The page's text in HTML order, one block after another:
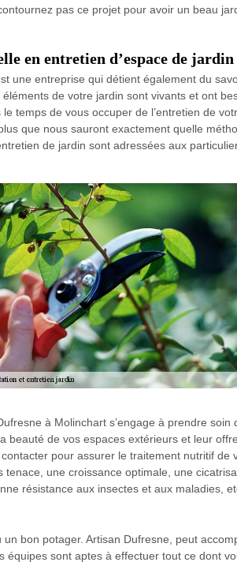
pas ce projet pour avoir un beau
en entretien d’espace de jardin
une entreprise qui détient également du
de votre jardin sont vivants et ont
temps de vous occuper de l’entretien de
que nous sauront exactement quelle
de jardin sont adressées aux
à Molinchart s’engage à prendre soin
beauté de vos espaces extérieurs et leur
pour assurer le traitement nutritif de
une croissance optimale, une
résistance aux insectes et aux maladies,
bon potager. Artisan Dufresne, peut
équipes sont aptes à effectuer tout ce dont